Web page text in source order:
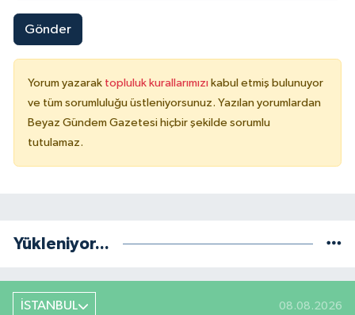
Gönder
Yorum yazarak topluluk kurallarımızı kabul etmiş bulunuyor
ve tüm sorumluluğu üstleniyorsunuz. Yazılan yorumlardan
Beyaz Gündem Gazetesi hiçbir şekilde sorumlu
tutulamaz.
Yükleniyor...
İSTANBUL 08.08.2026